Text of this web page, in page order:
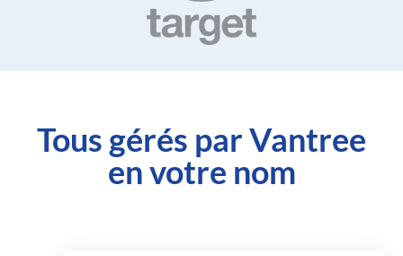
Tous gérés par Vantree
en votre nom